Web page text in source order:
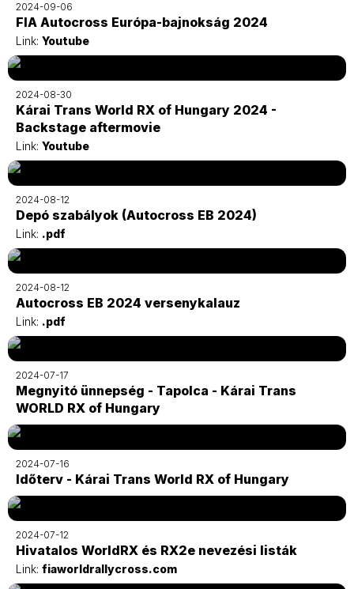
2024-09-06
FIA Autocross Európa-bajnokság 2024
Link: Youtube
2024-08-30
Kárai Trans World RX of Hungary 2024 -
Backstage aftermovie
Link: Youtube
2024-08-12
Depó szabályok (Autocross EB 2024)
Link: .pdf
2024-08-12
Autocross EB 2024 versenykalauz
Link: .pdf
2024-07-17
Megnyitó ünnepség - Tapolca - Kárai Trans
WORLD RX of Hungary
2024-07-16
Időterv - Kárai Trans World RX of Hungary
2024-07-12
Hivatalos WorldRX és RX2e nevezési listák
Link: fiaworldrallycross.com